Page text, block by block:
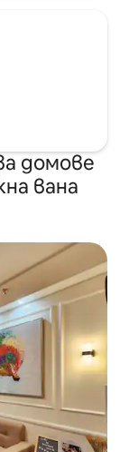
домове
вана